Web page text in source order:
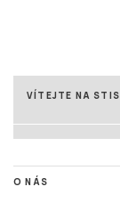
VÍTEJTE NA
O NÁS